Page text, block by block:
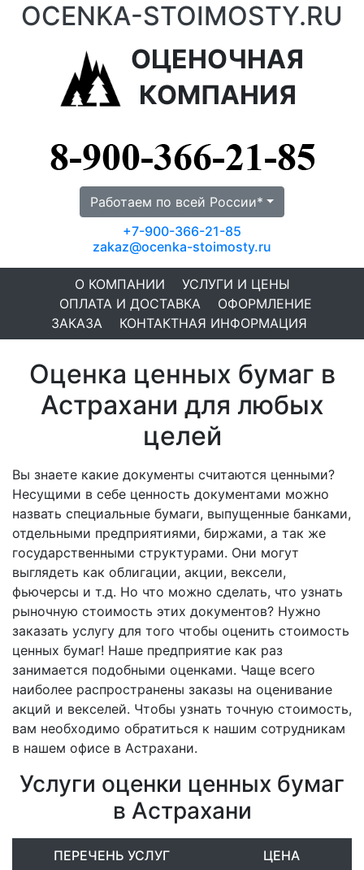
OCENKA-STOIMOSTY.RU
ОЦЕНОЧНАЯ
КОМПАНИЯ
Работаем по всей России*
+7-900-366-21-85
zakaz@ocenka-stoimosty.ru
О КОМПАНИИ
УСЛУГИ И ЦЕНЫ
ОПЛАТА И ДОСТАВКА
ОФОРМЛЕНИЕ
ЗАКАЗА
КОНТАКТНАЯ ИНФОРМАЦИЯ
Оценка ценных бумаг в
Астрахани для любых
целей
Вы знаете какие документы считаются ценными?
Несущими в себе ценность документами можно
назвать специальные бумаги, выпущенные банками,
отдельными предприятиями, биржами, а так же
государственными структурами. Они могут
выглядеть как облигации, акции, вексели,
фьючерсы и т.д. Но что можно сделать, что узнать
рыночную стоимость этих документов? Нужно
заказать услугу для того чтобы оценить стоимость
ценных бумаг! Наше предприятие как раз
занимается подобными оценками. Чаще всего
наиболее распространены заказы на оценивание
акций и векселей. Чтобы узнать точную стоимость,
вам необходимо обратиться к нашим сотрудникам
в нашем офисе в Астрахани.
Услуги оценки ценных бумаг
в Астрахани
ПЕРЕЧЕНЬ УСЛУГ ЦЕНА